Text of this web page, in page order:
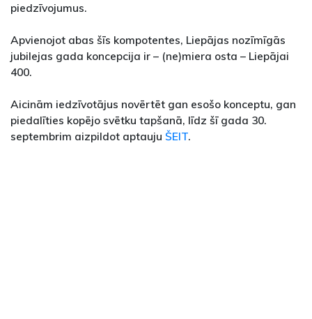
piedzīvojumus.
Apvienojot abas šīs kompotentes, Liepājas nozīmīgās
jubilejas gada koncepcija ir – (ne)miera osta – Liepājai
400.
Aicinām iedzīvotājus novērtēt gan esošo konceptu, gan
piedalīties kopējo svētku tapšanā, līdz šī gada 30.
septembrim aizpildot aptauju ŠEIT.